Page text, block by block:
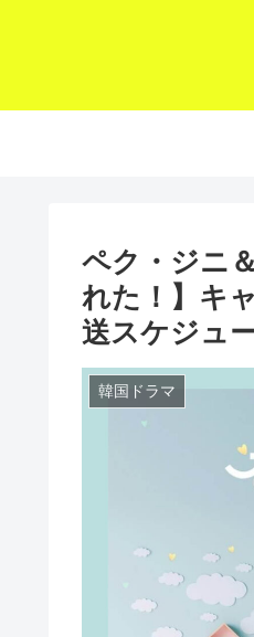
ペク・ジニ
れた！】キ
送スケジュ
韓国ドラマ